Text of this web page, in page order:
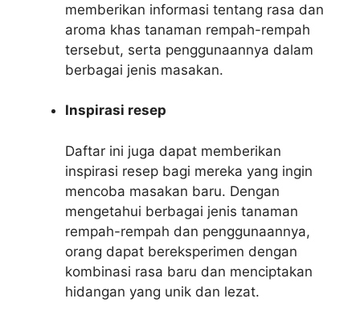
memberikan informasi tentang rasa dan
aroma khas tanaman rempah-rempah
tersebut, serta penggunaannya dalam
berbagai jenis masakan.
Inspirasi resep
Daftar ini juga dapat memberikan
inspirasi resep bagi mereka yang ingin
mencoba masakan baru. Dengan
mengetahui berbagai jenis tanaman
rempah-rempah dan penggunaannya,
orang dapat bereksperimen dengan
kombinasi rasa baru dan menciptakan
hidangan yang unik dan lezat.